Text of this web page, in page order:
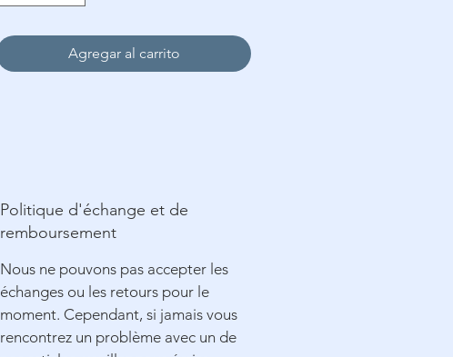
ø12 cm (Optionnel)
Agregar al carrito
Politique d'échange et de
remboursement
Nous ne pouvons pas accepter les
échanges ou les retours pour le
moment. Cependant, si jamais vous
rencontrez un problème avec un de